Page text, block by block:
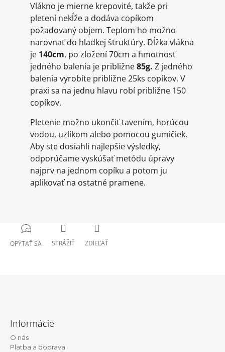
Vlákno je mierne krepovité, takže pri
pletení nekĺže a dodáva copíkom
požadovaný objem. Teplom ho možno
narovnať do hladkej štruktúry. Dĺžka vlákna
je 140cm, po zložení 70cm a hmotnosť
jedného balenia je približne85g. Z jedného
balenia vyrobíte približne 25ks copíkov. V
praxi sa na jednu hlavu robí približne 150
copíkov.
Pletenie možno ukončiť tavením, horúcou
vodou, uzlíkom alebo pomocou gumičiek.
Aby ste dosiahli najlepšie výsledky,
odporúčame vyskúšať metódu úpravy
najprv na jednom copíku a potom ju
aplikovať na ostatné pramene.
OPÝTAŤ SA STRÁŽIŤ ZDIEĽAŤ
Informácie
O nás
Platba a doprava